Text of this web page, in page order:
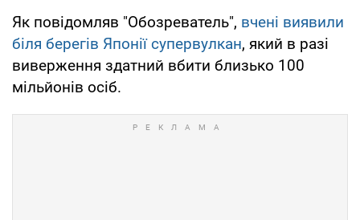
Як повідомляв "Обозреватель", вчені виявили
біля берегів Японії супервулкан, який в разі
виверження здатний вбити близько 100
мільйонів осіб.